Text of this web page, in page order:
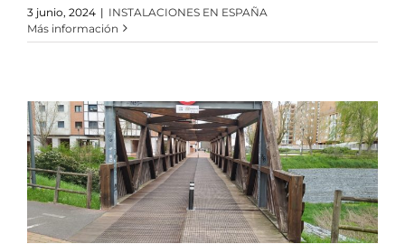
3 junio, 2024 | INSTALACIONES EN ESPAÑA
Más información